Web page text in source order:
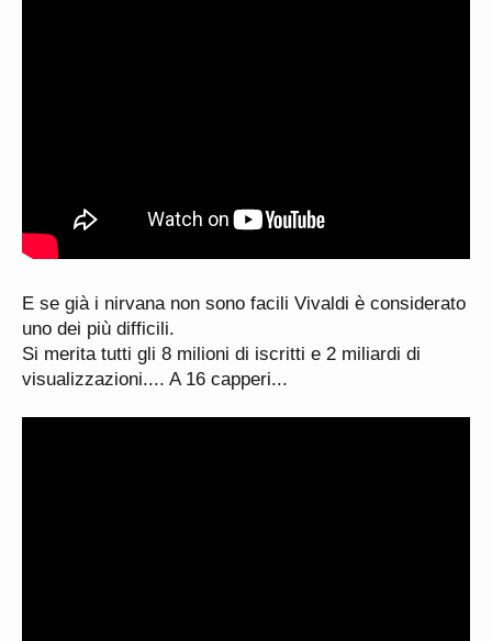
E se già i nirvana non sono facili Vivaldi è considerato
uno dei più difficili.
Si merita tutti gli 8 milioni di iscritti e 2 miliardi di
visualizzazioni.... A 16 capperi...